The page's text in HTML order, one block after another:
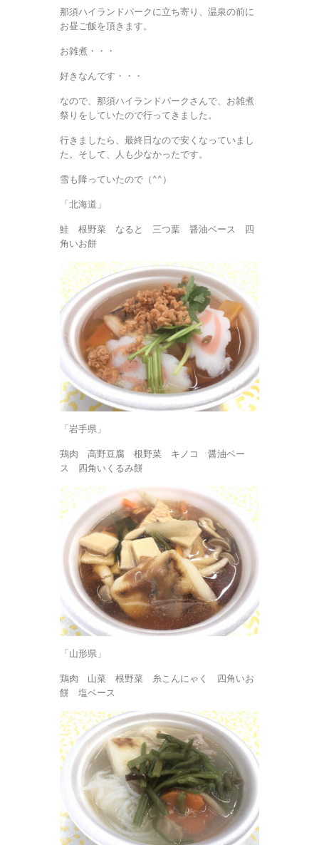
那須ハイランドパークに立ち寄り、温泉の前に
お昼ご飯を頂きます。
お雑煮・・・
好きなんです・・・
なので、那須ハイランドパークさんで、お雑煮
祭りをしていたので行ってきました。
行きましたら、最終日なので安くなっていまし
た。そして、人も少なかったです。
雪も降っていたので（^^）
「北海道」
鮭 根野菜 なると 三つ葉 醤油ベース 四
角いお餅
「岩手県」
鶏肉 高野豆腐 根野菜 キノコ 醤油ベー
ス 四角いくるみ餅
「山形県」
鶏肉 山菜 根野菜 糸こんにゃく 四角いお
餅 塩ベース